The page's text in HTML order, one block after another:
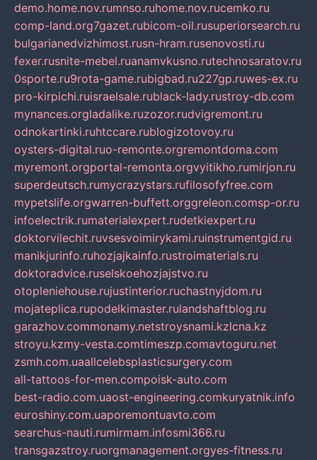
demo.home.nov.rumnso.ruhome.nov.rucemko.ru
comp-land.org7gazet.rubicom-oil.rusuperiorsearch.ru
bulgarianedvizhimost.rusn-hram.rusenovosti.ru
fexer.rusnite-mebel.ruanamvkusno.rutechnosaratov.ru
0sporte.ru9rota-game.rubigbad.ru227gp.ruwes-ex.ru
pro-kirpichi.ruisraelsale.rublack-lady.rustroy-db.com
mynances.orgladalike.ruzozor.rudvigremont.ru
odnokartinki.ruhtccare.rublogizotovoy.ru
oysters-digital.ruo-remonte.orgremontdoma.com
myremont.orgportal-remonta.orgvyitikho.rumirjon.ru
superdeutsch.rumycrazystars.rufilosofyfree.com
mypetslife.orgwarren-buffett.orggreleon.comsp-or.ru
infoelectrik.rumaterialexpert.rudetkiexpert.ru
doktorvilechit.ruvsesvoimirykami.ruinstrumentgid.ru
manikjurinfo.ruhozjajkainfo.rustroimaterials.ru
doktoradvice.ruselskoehozjajstvo.ru
otopleniehouse.rujustinterior.ruchastnyjdom.ru
mojateplica.rupodelkimaster.rulandshaftblog.ru
garazhov.commonamy.netstroysnami.kzlcna.kz
stroyu.kzmy-vesta.comtimeszp.comavtoguru.net
zsmh.com.uaallcelebsplasticsurgery.com
all-tattoos-for-men.compoisk-auto.com
best-radio.com.uaost-engineering.comkuryatnik.info
euroshiny.com.uaporemontuavto.com
searchus-nauti.rumirmam.infosmi366.ru
transgazstroy.ruorgmanagement.orgyes-fitness.ru